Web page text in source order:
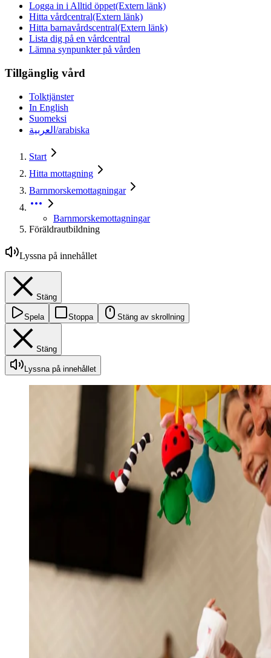
Logga in i Alltid öppet(Extern länk)
Hitta vårdcentral(Extern länk)
Hitta barnavårdscentral(Extern länk)
Lista dig på en vårdcentral
Lämna synpunkter på vården
Tillgänglig vård
Tolktjänster
In English
Suomeksi
العربية/arabiska
Start
Hitta mottagning
Barnmorskemottagningar
Barnmorskemottagningar
Föräldrautbildning
Lyssna på innehållet
Stäng
Spela Stoppa Stäng av skrollning
Stäng
Lyssna på innehållet